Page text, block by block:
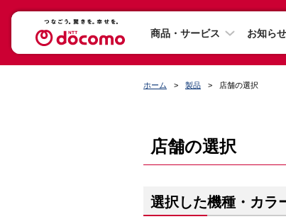
商品・サービス お知らせ
ホーム 製品 店舗の選択
店舗の選択
選択した機種・カラ